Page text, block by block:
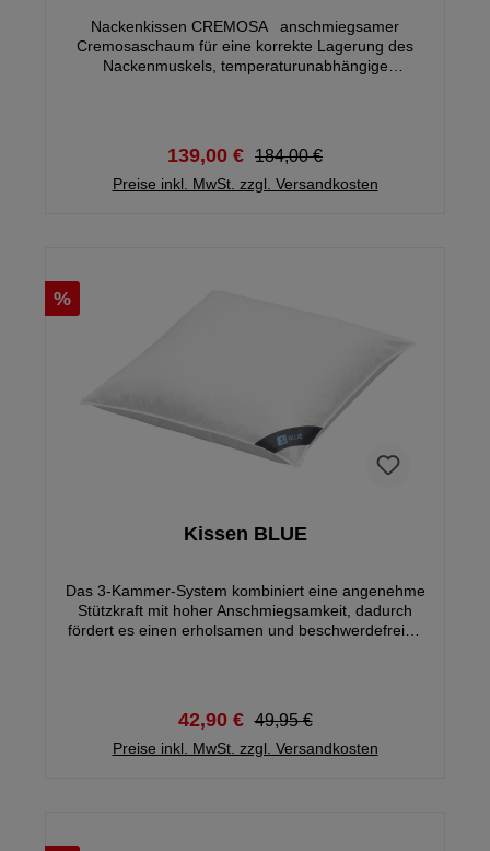
Nackenkissen CREMOSA anschmiegsamer
Cremosaschaum für eine korrekte Lagerung des
Nackenmuskels, temperaturunabhängige
bisher € 184.-
139,00 € 184,00 €
Preise inkl. MwSt. zzgl. Versandkosten
%
Kissen BLUE
Das 3-Kammer-System kombiniert eine angenehme
Stützkraft mit hoher Anschmiegsamkeit, dadurch
fördert es einen erholsamen und beschwerdefreien
dem NOMITE-Siegel, eignet sich das 3-
Kammerkissen hervorragend für
42,90 € 49,95 €
Preise inkl. MwSt. zzgl. Versandkosten